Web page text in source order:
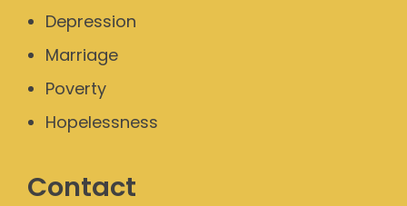
Depression
Marriage
Poverty
Hopelessness
Contact